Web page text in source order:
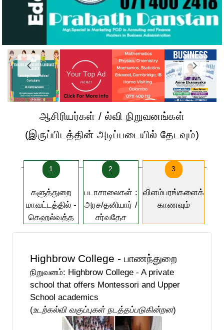
ஆசிரியர்கள் / ல்வி நிறுவனங்கள்
(இருப்பிடத்தின் அடிப்படையில் தேடவும்)
1
களுத்துறை
மாவட்டத்தில் -
கெஹல்வத்த
2
படாசாலைகள் :
அரச/தனியார் /
சர்வதேச
3
விளம்பரங்களைக்
காணவும்
Highbrow College - பாணந்துறை
நிறுவனம்: Highbrow College - A private
school that offers Montessori and Upper
School academics
(உடற்கல்வி வகுப்புகள் நடத்தப்படுகின்றன)